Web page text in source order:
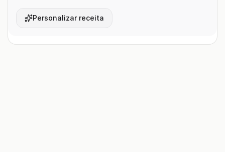
Personalizar receita